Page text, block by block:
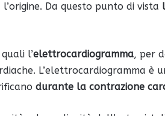
Da questo punto di vista
l’elettrocardiogramma, per
L’elettrocardiogramma è
durante la contrazione